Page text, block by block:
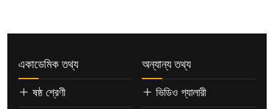
একাডেমিক তথ্য
ষষ্ঠ শ্রেণী
অন্যান্য তথ্য
ভিডিও গ্যালারী